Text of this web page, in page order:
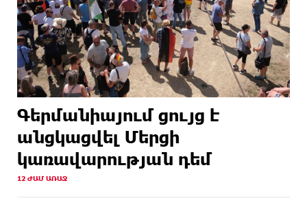
Գերմանիայում ցույց է
անցկացվել Մերցի
կառավարության դեմ
12 ԺԱՄ ԱՌԱՋ